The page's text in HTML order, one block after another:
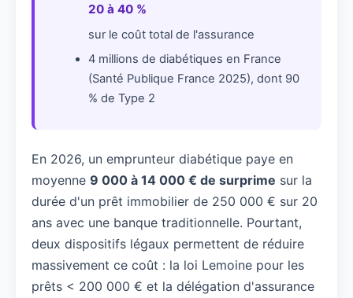
20 à 40 %
sur le coût total de l'assurance
4 millions de diabétiques en France
(Santé Publique France 2025), dont 90
% de Type 2
En 2026, un emprunteur diabétique paye en
moyenne 9 000 à 14 000 € de surprime sur la
durée d'un prêt immobilier de 250 000 € sur 20
ans avec une banque traditionnelle. Pourtant,
deux dispositifs légaux permettent de réduire
massivement ce coût : la loi Lemoine pour les
prêts < 200 000 € et la délégation d'assurance